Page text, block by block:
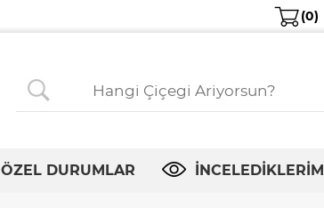
(0)
ÖZEL DURUMLAR İNCELEDİKLERİM